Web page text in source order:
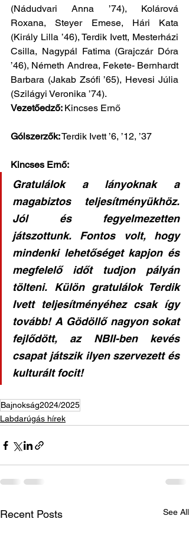
(Nádudvari Anna ’74), Kolárová
Roxana, Steyer Emese, Hári Kata
(Király Lilla ’46), Terdik Ivett, Mesterházi
Csilla, Nagypál Fatima (Grajczár Dóra
’46), Németh Andrea, Fekete- Bernhardt
Barbara (Jakab Zsófi ’65), Hevesi Júlia
(Szilágyi Veronika ’74).
Vezetőedző: Kincses Ernő
Gólszerzők: Terdik Ivett ’6, ’12, ’37
Kincses Ernő:
Gratulálok a lányoknak a
magabiztos teljesítményükhöz.
Jól és fegyelmezetten
játszottunk. Fontos volt, hogy
mindenki lehetőséget kapjon és
megfelelő időt tudjon pályán
tölteni. Külön gratulálok Terdik
Ivett teljesítményéhez csak így
tovább! A Gödöllő nagyon sokat
fejlődött, az NBII-ben kevés
csapat játszik ilyen szervezett és
kulturált focit!
Bajnokság2024/2025
Labdarúgás hírek
Recent Posts See All